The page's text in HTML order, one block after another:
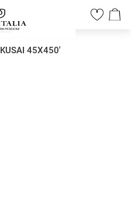
0
45X450'